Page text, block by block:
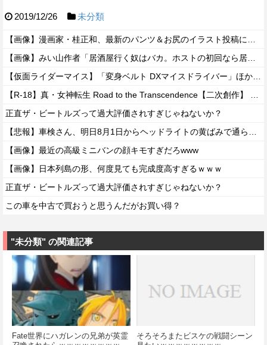
2019/12/26 未分類
正直ザ・ビートルズって過大評価されすぎじゃねないか？
【画像】最近の高級ミニバンの顔キモすぎだろwww
【画像】日本列島の形、何度見ても完成度高すぎるｗｗｗ
正直ザ・ビートルズって過大評価されすぎじゃねないか？
この車を中古で買おうと思うんだがお買い得？
"未分類" の関連記事
Fate世界にハガレンの兄弟が英霊
そろそろまたビスケの戦闘シーン